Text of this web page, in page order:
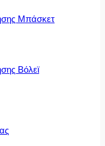
Μπάσκετ
Βόλεϊ